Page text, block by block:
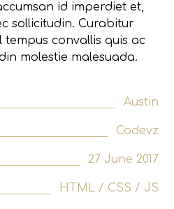
id imperdiet et,
sollicitudin. Curabitur
tempus convallis quis ac
molestie malesuada.
Austin
Codevz
27 June 2017
HTML / CSS / JS